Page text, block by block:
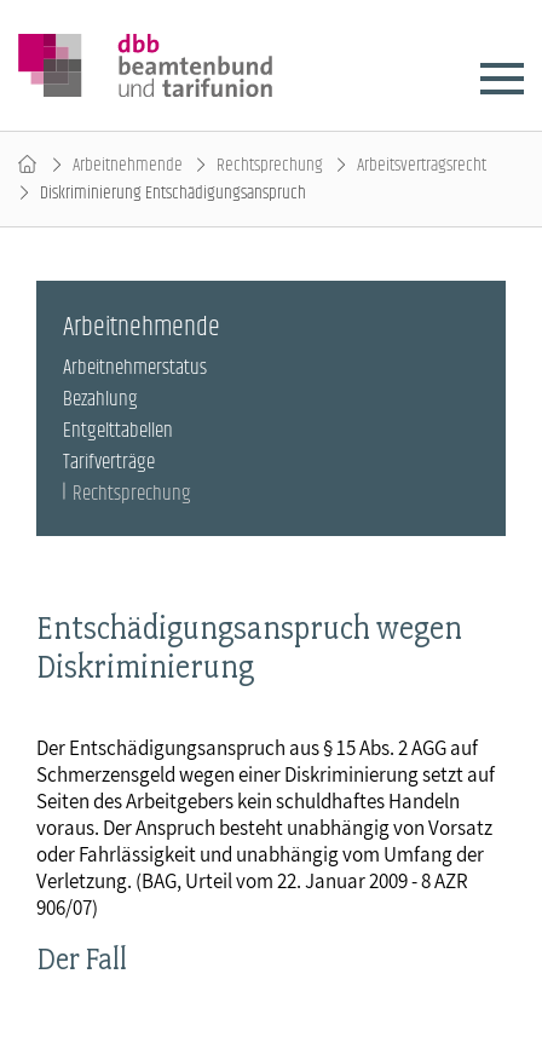
Arbeitnehmende Rechtsprechung
Arbeitsvertragsrecht
Diskriminierung Entschädigungsanspruch
Entschädigungsanspruch wegen
Diskriminierung
Der Entschädigungsanspruch aus § 15 Abs. 2 AGG auf
Schmerzensgeld wegen einer Diskriminierung setzt auf
Seiten des Arbeitgebers kein schuldhaftes Handeln
voraus. Der Anspruch besteht unabhängig von Vorsatz
oder Fahrlässigkeit und unabhängig vom Umfang der
Verletzung. (BAG, Urteil vom 22. Januar 2009 - 8 AZR
906/07)
Der Fall
Arbeitnehmende
Arbeitnehmerstatus
Bezahlung
Entgelttabellen
Tarifverträge
Rechtsprechung